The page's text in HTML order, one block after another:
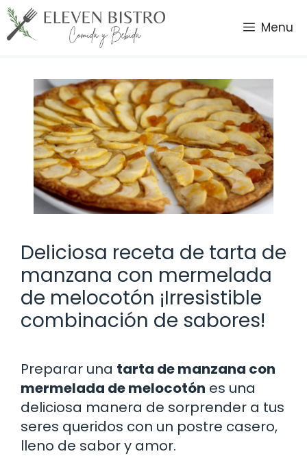
Saltar
al
contenido
Menu
Deliciosa receta de tarta de
manzana con mermelada
de melocotón ¡Irresistible
combinación de sabores!
Preparar una tarta de manzana con
mermelada de melocotón es una
deliciosa manera de sorprender a tus
seres queridos con un postre casero,
lleno de sabor y amor.